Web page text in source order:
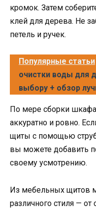
кромок. Затем
клей для дерева. Не
петель и ручек.
Популярные статьи
очистки воды для
выбору + обзор
По мере сборки
аккуратно и ровно.
щиты с помощью
вы можете добавить
своему усмотрению.
Из мебельных щитов
различного стиля —